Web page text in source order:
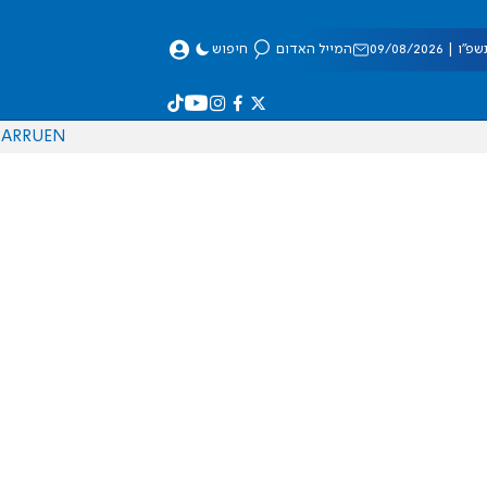
08/2026 המייל האדום חיפוש
EN
RU
AR